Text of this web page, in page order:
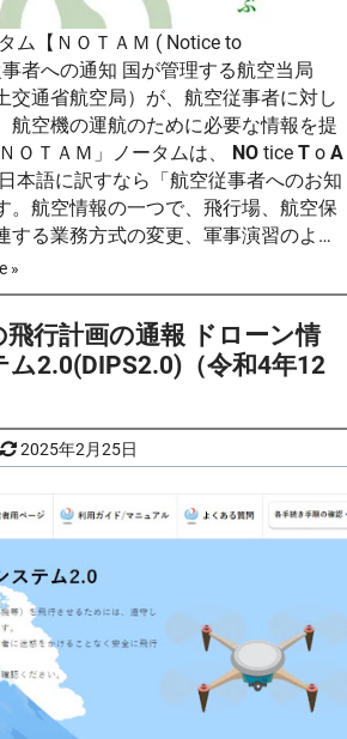
ＯＴＡＭ ( Notice to
者への通知 国が管理する航空当局
交通省航空局）が、航空従事者に対し
航空機の運航のために必要な情報を提
ＯＴＡＭ」ノータムは、
NOtice To A
本語に訳すなら「航空従事者へのお知
。航空情報の一つで、飛行場、航空保
する業務方式の変更、軍事演習のよう
ついての情報で、書面による航空情報
が不可能な（端的にいえば間に合わな
»
飛行計画の通報 ドローン情
ム2.0(DIPS2.0)（令和4年12
2025年2月25日